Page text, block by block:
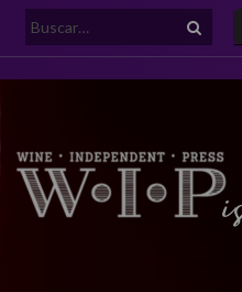
Buscar: